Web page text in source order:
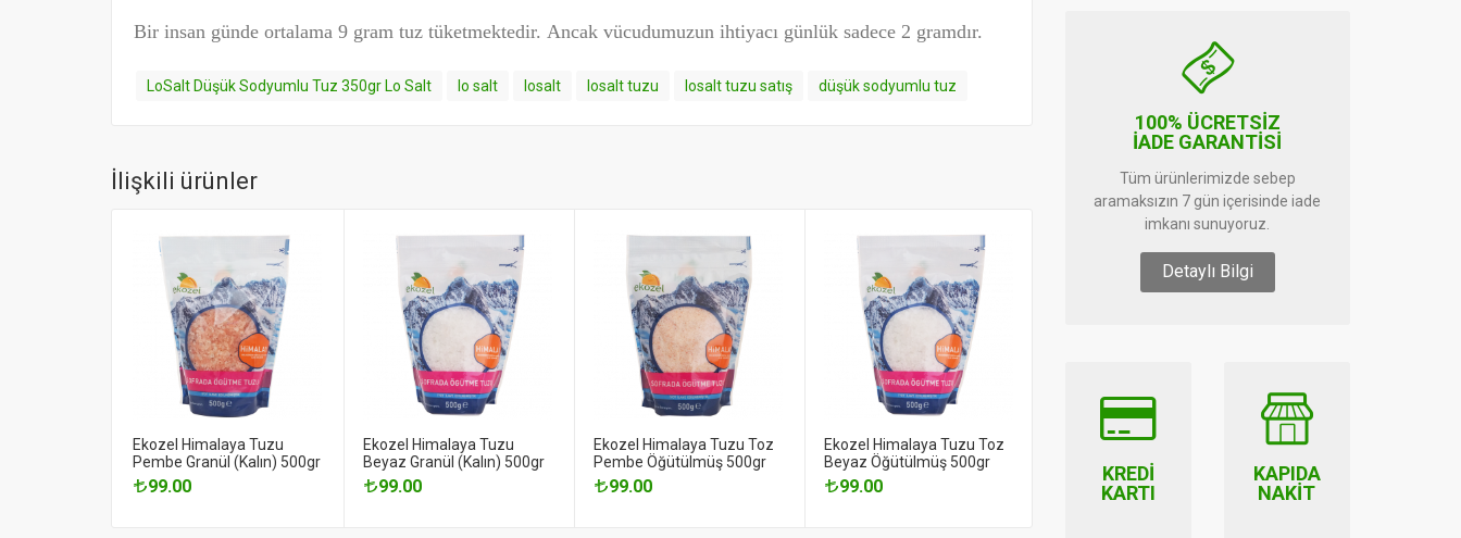
Bir insan günde ortalama 9 gram tuz tüketmektedir. Ancak vücudumuzun ihtiyacı günlük sadece 2 gramdır.
LoSalt Düşük Sodyumlu Tuz 350gr Lo Salt lo salt losalt losalt tuzu losalt tuzu satış düşük sodyumlu tuz
İlişkili ürünler
Ekozel Himalaya Tuzu
Pembe Granül (Kalın) 500gr
99.00
Ekozel Himalaya Tuzu
Beyaz Granül (Kalın) 500gr
99.00
Ekozel Himalaya Tuzu Toz
Pembe Öğütülmüş 500gr
99.00
Ekozel Himalaya Tuzu Toz
Beyaz Öğütülmüş 500gr
99.00
100% ÜCRETSİZ
İADE GARANTİSİ
Tüm ürünlerimizde sebep
aramaksızın 7 gün içerisinde iade
imkanı sunuyoruz.
Detaylı Bilgi
KREDI
KARTI
KAPIDA
NAKIT